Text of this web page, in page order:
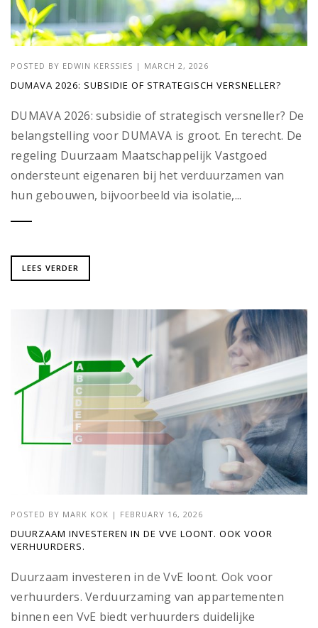
POSTED BY EDWIN KERSSIES | MARCH 2, 2026
DUMAVA 2026: SUBSIDIE OF STRATEGISCH VERSNELLER?
DUMAVA 2026: subsidie of strategisch versneller? De
belangstelling voor DUMAVA is groot. En terecht. De
regeling Duurzaam Maatschappelijk Vastgoed
ondersteunt eigenaren bij het verduurzamen van
hun gebouwen, bijvoorbeeld via isolatie,...
LEES VERDER
POSTED BY MARK KOK | FEBRUARY 16, 2026
DUURZAAM INVESTEREN IN DE VVE LOONT. OOK VOOR
VERHUURDERS.
Duurzaam investeren in de VvE loont. Ook voor
verhuurders. Verduurzaming van appartementen
binnen een VvE biedt verhuurders duidelijke